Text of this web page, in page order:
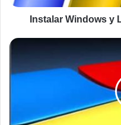
Instalar Windows y
Optimiza
disco
inactivo